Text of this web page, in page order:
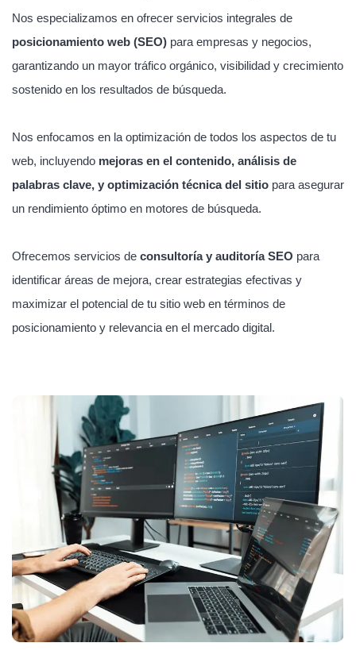
Nos especializamos en ofrecer servicios integrales de
posicionamiento web (SEO) para empresas y negocios,
garantizando un mayor tráfico orgánico, visibilidad y crecimiento
sostenido en los resultados de búsqueda.
Nos enfocamos en la optimización de todos los aspectos de tu
web, incluyendo mejoras en el contenido, análisis de
palabras clave, y optimización técnica del sitio para asegurar
un rendimiento óptimo en motores de búsqueda.
Ofrecemos servicios de consultoría y auditoría SEO para
identificar áreas de mejora, crear estrategias efectivas y
maximizar el potencial de tu sitio web en términos de
posicionamiento y relevancia en el mercado digital.